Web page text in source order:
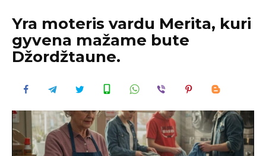
Yra moteris vardu Merita, kuri
gyvena mažame bute
Džordžtaune.